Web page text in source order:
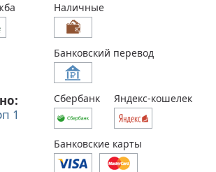
1
Наличные
Банковский перевод
Сбербанк Яндекс-кошелек
Банковские карты